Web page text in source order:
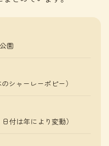
園
シャーレーポピー）
付は年により変動）